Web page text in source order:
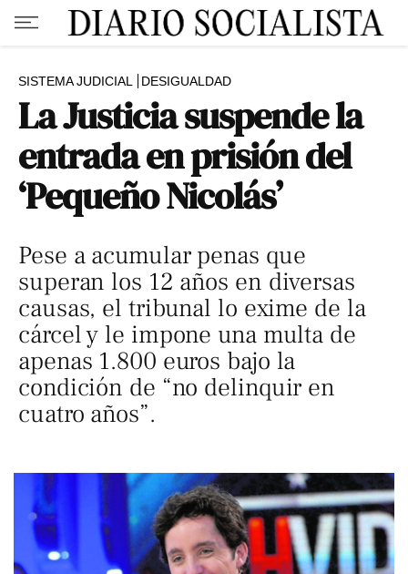
SISTEMA JUDICIAL DESIGUALDAD
La Justicia suspende la
entrada en prisión del
‘Pequeño Nicolás’
Pese a acumular penas que
superan los 12 años en diversas
causas, el tribunal lo exime de la
cárcel y le impone una multa de
apenas 1.800 euros bajo la
condición de “no delinquir en
cuatro años”.